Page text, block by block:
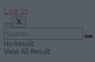
Log In
No Result
View All Result